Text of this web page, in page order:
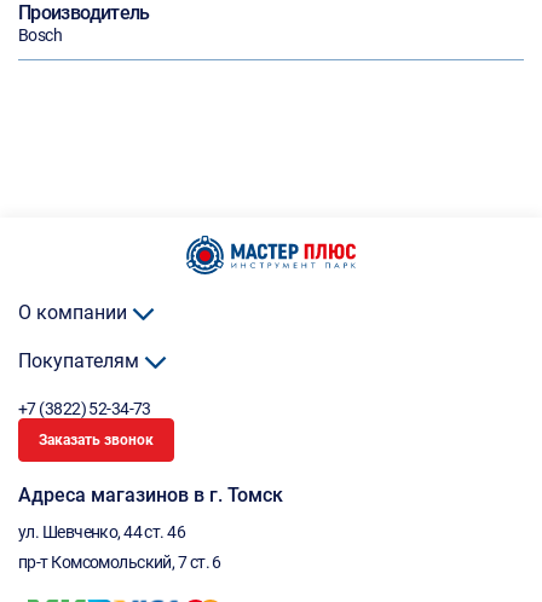
Производитель
Bosch
О компании
Покупателям
+7 (3822) 52-34-73
Заказать звонок
Адреса магазинов в г. Томск
ул. Шевченко, 44 ст. 46
пр-т Комсомольский, 7 ст. 6